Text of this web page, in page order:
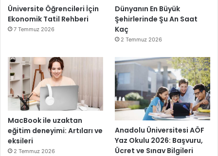
Üniversite Öğrencileri İçin
Ekonomik Tatil Rehberi
7 Temmuz 2026
Dünyanın En Büyük
Şehirlerinde Şu An Saat
Kaç
2 Temmuz 2026
MacBook ile uzaktan
eğitim deneyimi: Artıları ve
eksileri
2 Temmuz 2026
Anadolu Üniversitesi AÖF
Yaz Okulu 2026: Başvuru,
Ücret ve Sınav Bilgileri